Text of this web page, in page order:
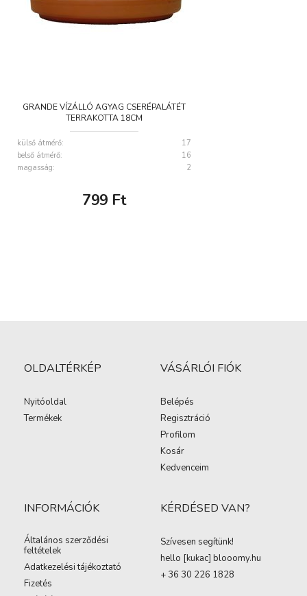
GRANDE VÍZÁLLÓ AGYAG CSERÉPALÁTÉT
TERRAKOTTA 18CM
külső átmérő:
17
belső átmérő:
16
magasság:
2
799 Ft
OLDALTÉRKÉP
Nyitóoldal
Termékek
VÁSÁRLÓI FIÓK
Belépés
Regisztráció
Profilom
Kosár
Kedvenceim
INFORMÁCIÓK
Általános szerződési
feltételek
Adatkezelési tájékoztató
Fizetés
KÉRDÉSED VAN?
Szívesen segítünk!
hello [kukac] blooomy.hu
+ 36 30 226 1828